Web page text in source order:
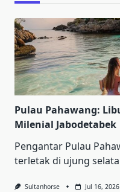
Pulau Pahawang:
Milenial Jabodetabek
Pengantar Pulau
terletak di ujung
Sultanhorse Jul 16, 2026